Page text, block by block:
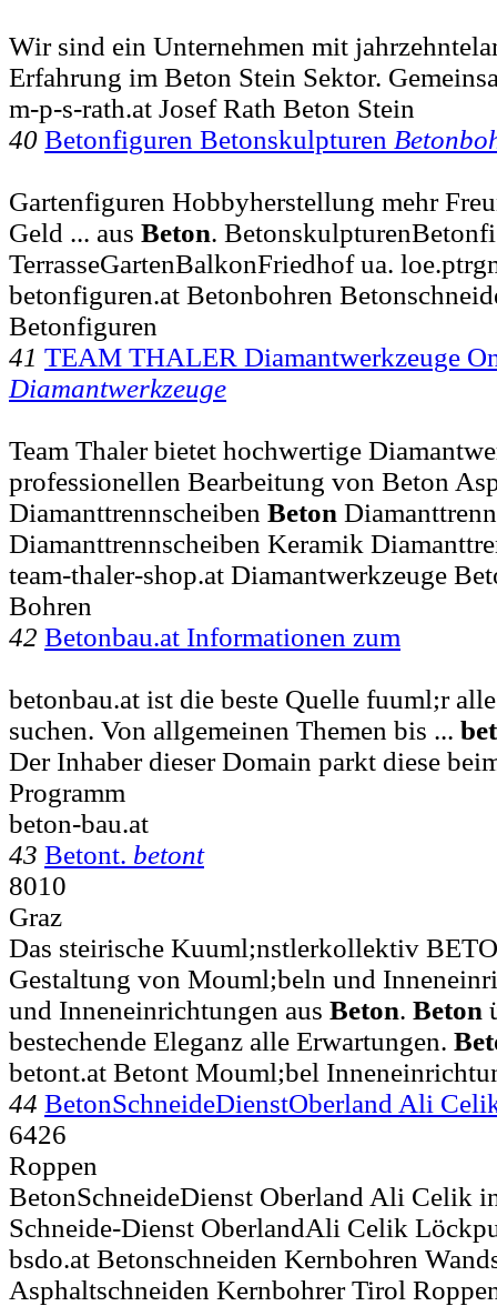
Wir sind ein Unternehmen mit
Erfahrung im Beton Stein Sektor.
m-p-s-rath.at Josef Rath Beton Stein
40 Betonfiguren Betonskulpturen
Gartenfiguren Hobbyherstellung mehr
Geld ... aus Beton.
TerrasseGartenBalkonFriedhof ua.
betonfiguren.at Betonbohren
Betonfiguren
41 TEAM THALER Diamantwerkzeuge
Diamantwerkzeuge
Team Thaler bietet hochwertige
professionellen Bearbeitung von Beton
Diamanttrennscheiben Beton
Diamanttrennscheiben Keramik
team-thaler-shop.at Diamantwerkzeuge
Bohren
42 Betonbau.at Informationen zum
betonbau.at ist die beste Quelle fuuml;r
suchen. Von allgemeinen Themen bis ...
Der Inhaber dieser Domain parkt diese
Programm
beton-bau.at
43 Betont. betont
8010
Graz
Das steirische Kuuml;nstlerkollektiv
Gestaltung von Mouml;beln und
und Inneneinrichtungen aus Beton. Beton
bestechende Eleganz alle Erwartungen.
betont.at Betont Mouml;bel
44 BetonSchneideDienstOberland Ali
6426
Roppen
BetonSchneideDienst Oberland Ali Celik
Schneide-Dienst OberlandAli Celik
bsdo.at Betonschneiden Kernbohren
Asphaltschneiden Kernbohrer Tirol